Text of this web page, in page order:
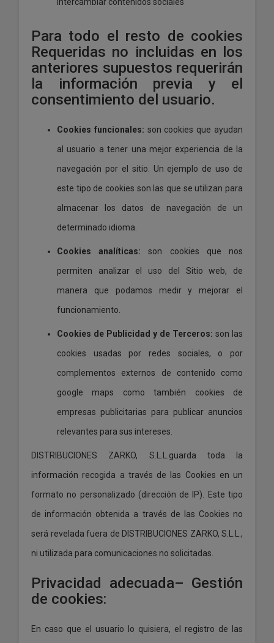
Para todo el resto de cookies
Requeridas no incluidas en los
anteriores supuestos requerirán
la información previa y el
consentimiento del usuario.
Cookies funcionales: son cookies que ayudan
al usuario a tener una mejor experiencia de la
navegación por el sitio. Un ejemplo de uso de
este tipo de cookies son las que se utilizan para
almacenar los datos de navegación de un
determinado idioma.
Cookies analíticas: son cookies que nos
permiten analizar el uso del Sitio web, de
manera que podamos medir y mejorar el
funcionamiento.
Cookies de Publicidad y de Terceros: son las
cookies usadas por redes sociales, o por
complementos externos de contenido como
google maps como también cookies de
empresas publicitarias para publicar anuncios
relevantes para sus intereses.
DISTRIBUCIONES ZARKO, S.L.L.guarda toda la
información recogida a través de las Cookies en un
formato no personalizado (dirección de IP). Este tipo
de información obtenida a través de las Cookies no
será revelada fuera de DISTRIBUCIONES ZARKO, S.L.L.,
ni utilizada para comunicaciones no solicitadas.
Privacidad adecuada– Gestión
de cookies:
En caso que el usuario lo quisiera, el registro de las